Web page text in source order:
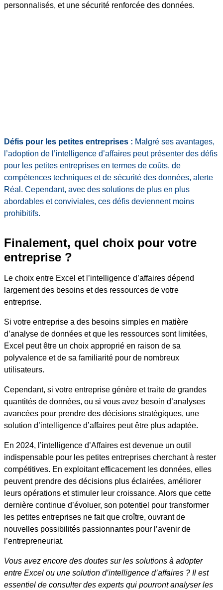
personnalisés, et une sécurité renforcée des données.
Défis pour les petites entreprises : Malgré ses avantages,
l’adoption de l’intelligence d’affaires peut présenter des défis
pour les petites entreprises en termes de coûts, de
compétences techniques et de sécurité des données, alerte
Réal. Cependant, avec des solutions de plus en plus
abordables et conviviales, ces défis deviennent moins
prohibitifs.
Finalement, quel choix pour votre
entreprise ?
Le choix entre Excel et l’intelligence d’affaires dépend
largement des besoins et des ressources de votre
entreprise.
Si votre entreprise a des besoins simples en matière
d’analyse de données et que les ressources sont limitées,
Excel peut être un choix approprié en raison de sa
polyvalence et de sa familiarité pour de nombreux
utilisateurs.
Cependant, si votre entreprise génère et traite de grandes
quantités de données, ou si vous avez besoin d’analyses
avancées pour prendre des décisions stratégiques, une
solution d’intelligence d’affaires peut être plus adaptée.
En 2024, l’intelligence d’Affaires est devenue un outil
indispensable pour les petites entreprises cherchant à rester
compétitives. En exploitant efficacement les données, elles
peuvent prendre des décisions plus éclairées, améliorer
leurs opérations et stimuler leur croissance. Alors que cette
dernière continue d’évoluer, son potentiel pour transformer
les petites entreprises ne fait que croître, ouvrant de
nouvelles possibilités passionnantes pour l’avenir de
l’entrepreneuriat.
Vous avez encore des doutes sur les solutions à adopter
entre Excel ou une solution d’intelligence d’affaires ? Il est
essentiel de consulter des experts qui pourront analyser les